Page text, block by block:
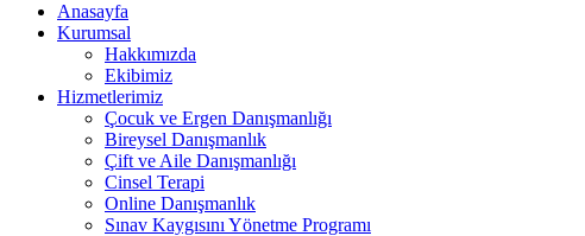
Anasayfa
Kurumsal
Hakkımızda
Ekibimiz
Hizmetlerimiz
Çocuk ve Ergen Danışmanlığı
Bireysel Danışmanlık
Çift ve Aile Danışmanlığı
Cinsel Terapi
Online Danışmanlık
Sınav Kaygısını Yönetme Programı